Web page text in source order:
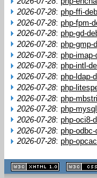
2026-07-28: php-ffi-
2026-07-28: php-fpm-
2026-07-28: php-gd-
2026-07-28: php-gmp-
2026-07-28: php-
2026-07-28: php-intl-
2026-07-28: php-ldap-
2026-07-28: php-
2026-07-28: php-
2026-07-28: php-
2026-07-28: php-oci8-
2026-07-28: php-
2026-07-28: php-
XHTML
1.1 valide
2.0 valide